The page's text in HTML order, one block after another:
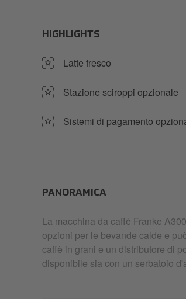
HIGHLIGHTS
Latte fresco
Stazione sciroppi opzionale
Sistemi di pagamento
PANORAMICA
La macchina da caffè Franke
opzioni per le bevande calde e
caffè in grani e un distributore di
disponibile sia con un serbatoio